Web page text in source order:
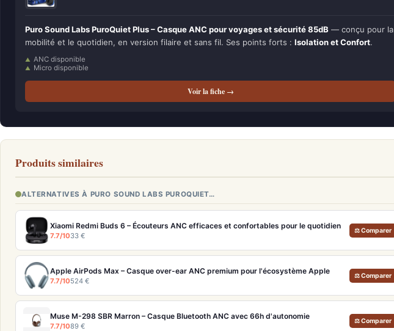
Puro Sound Labs PuroQuiet Plus – Casque ANC pour voyages et sécurité 85dB — conçu pour la
mobilité et le quotidien, en version filaire et sans fil. Ses points forts : Isolation et Confort.
ANC disponible
Micro disponible
Voir la fiche →
Produits similaires
ALTERNATIVES À PURO SOUND LABS PUROQUIET…
Xiaomi Redmi Buds 6 – Écouteurs ANC efficaces et confortables pour le quotidien
7.7/1033 €
⚖ Comparer
Apple AirPods Max – Casque over-ear ANC premium pour l'écosystème Apple
7.7/10524 €
⚖ Comparer
Muse M-298 SBR Marron – Casque Bluetooth ANC avec 66h d'autonomie
7.7/1089 €
⚖ Comparer